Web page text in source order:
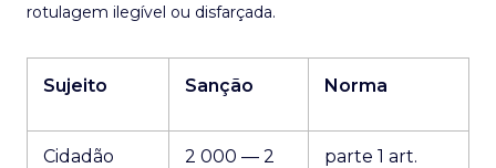
rotulagem ilegível ou disfarçada.
Sujeito Sanção Norma
Cidadão
2 000 — 2
parte 1 art.